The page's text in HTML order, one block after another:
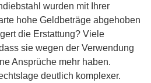
wurden mit Ihrer
hohe Geldbeträge abgehoben
die Erstattung? Viele
sie wegen der Verwendung
Ansprüche mehr haben.
deutlich komplexer.